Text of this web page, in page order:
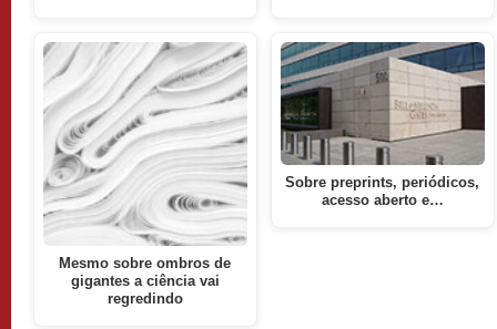
Mesmo sobre ombros de
gigantes a ciência vai
regredindo
Sobre preprints, periódicos,
acesso aberto e…